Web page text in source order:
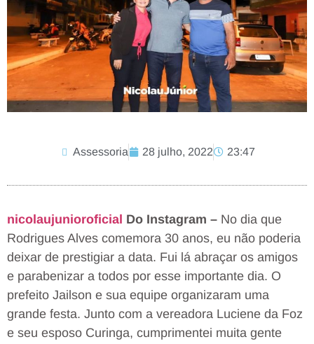
Assessoria 28 julho, 2022 23:47
nicolaujunioroficial Do Instagram – No dia que
Rodrigues Alves comemora 30 anos, eu não poderia
deixar de prestigiar a data. Fui lá abraçar os amigos
e parabenizar a todos por esse importante dia. O
prefeito Jailson e sua equipe organizaram uma
grande festa. Junto com a vereadora Luciene da Foz
e seu esposo Curinga, cumprimentei muita gente